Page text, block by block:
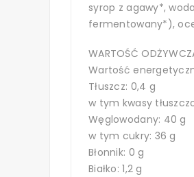
syrop z agawy*,
fermentowany*),
WARTOŚĆ
Wartość
Tłuszcz: 0,4 g
w tym kwasy
Węglowodany: 40 g
w tym cukry: 36 g
Błonnik: 0 g
Białko: 1,2 g